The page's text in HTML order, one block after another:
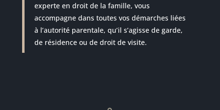
experte en droit de la famille, vous
accompagne dans toutes vos démarches liées
à l’autorité parentale, qu’il s’agisse de garde,
de résidence ou de droit de visite.